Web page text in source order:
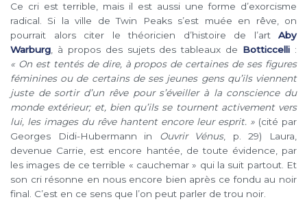
Ce cri est terrible, mais il est aussi une forme d’exorcisme
radical. Si la ville de Twin Peaks s’est muée en rêve, on
pourrait alors citer le théoricien d’histoire de l’art Aby
Warburg , à propos des sujets des tableaux de Botticcelli :
« On est tentés de dire, à propos de certaines de ses figures
féminines ou de certains de ses jeunes gens qu’ils viennent
juste de sortir d’un rêve pour s’éveiller à la conscience du
monde extérieur; et, bien qu’ils se tournent activement vers
lui, les images du rêve hantent encore leur esprit. » (cité par
Georges Didi-Hubermann in Ouvrir Vénus, p. 29) Laura,
devenue Carrie, est encore hantée, de toute évidence, par
les images de ce terrible « cauchemar » qui la suit partout. Et
son cri résonne en nous encore bien après ce fondu au noir
final. C’est en ce sens que l’on peut parler de trou noir.